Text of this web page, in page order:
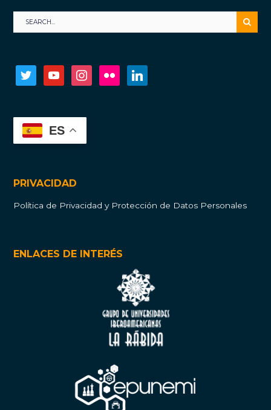
twitter youtube instagramflickr
ES
PRIVACIDAD
Política de Privacidad y Protección de Datos Personales
ENLACES DE INTERÉS